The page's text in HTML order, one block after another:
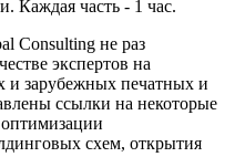
Каждая часть - 1 час.
Consulting не раз
экспертов на
и зарубежных печатных и
ссылки на некоторые
схем, открытия